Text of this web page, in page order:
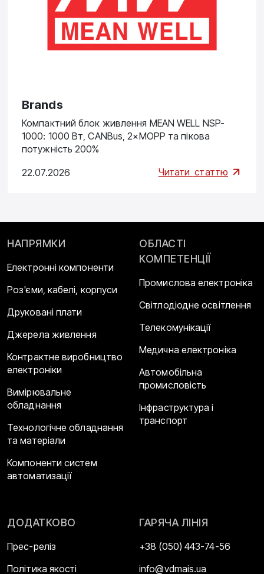
Brands
Компактний блок живлення MEAN WELL NSP-
1000: 1000 Вт, CANBus, 2×MOPP та пікова
потужність 200%
22.07.2026 Читати статтю
НАПРЯМКИ
Електронні компоненти
Роз'єми, кабелі, корпуси
Друковані плати
Джерела живлення
Контрактне виробництво
електроніки
Вимірювальне
обладнання
Технологічне обладнання
та матеріали
Компоненти систем
автоматизації
ОБЛАСТІ
КОМПЕТЕНЦІЇ
Промислова електроніка
Світлодіодне освітлення
Телекомунікації
Медична електроніка
Автомобільна
промисловість
Інфраструктура і
транспорт
ДОДАТКОВО
Прес-реліз
Політика якості
ГАРЯЧА ЛІНІЯ
+38 (050) 443-74-56
info@vdmais.ua